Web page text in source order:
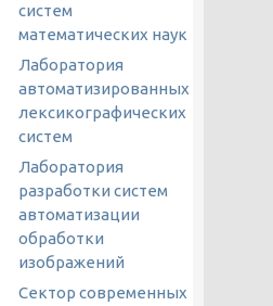
систем
математических наук
Лаборатория
автоматизированных
лексикографических
систем
Лаборатория
разработки систем
автоматизации
обработки
изображений
Сектор современных